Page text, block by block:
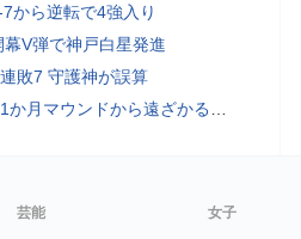
から逆転で4強入り
幕V弾で神戸白星発進
敗7 守護神が誤算
中で打撃好調「しっかり反応できている」 今季初“1試合2発”で25･26号 打率も3割目前
芸能 女子